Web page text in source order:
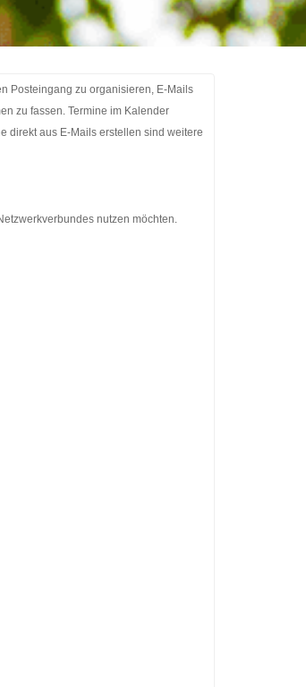
Posteingang zu organisieren, E-Mails
zu fassen. Termine im Kalender
direkt aus E-Mails erstellen sind weitere
nutzen möchten.